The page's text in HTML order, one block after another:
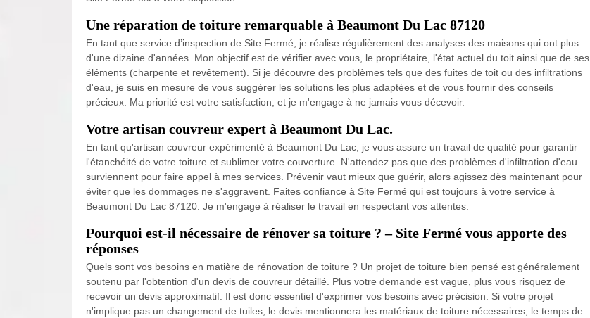
Une réparation de toiture remarquable à Beaumont Du Lac 87120
En tant que service d’inspection de Site Fermé, je réalise régulièrement des analyses des maisons qui ont plus
d'une dizaine d'années. Mon objectif est de vérifier avec vous, le propriétaire, l'état actuel du toit ainsi que de ses
éléments (charpente et revêtement). Si je découvre des problèmes tels que des fuites de toit ou des infiltrations
d'eau, je suis en mesure de vous suggérer les solutions les plus adaptées et de vous fournir des conseils
précieux. Ma priorité est votre satisfaction, et je m'engage à ne jamais vous décevoir.
Votre artisan couvreur expert à Beaumont Du Lac.
En tant qu'artisan couvreur expérimenté à Beaumont Du Lac, je vous assure un travail de qualité pour garantir
l'étanchéité de votre toiture et sublimer votre couverture. N'attendez pas que des problèmes d'infiltration d'eau
surviennent pour faire appel à mes services. Prévenir vaut mieux que guérir, alors agissez dès maintenant pour
éviter que les dommages ne s'aggravent. Faites confiance à Site Fermé qui est toujours à votre service à
Beaumont Du Lac 87120. Je m'engage à réaliser le travail en respectant vos attentes.
Pourquoi est-il nécessaire de rénover sa toiture ? – Site Fermé vous apporte des
réponses
Quels sont vos besoins en matière de rénovation de toiture ? Un projet de toiture bien pensé est généralement
soutenu par l'obtention d'un devis de couvreur détaillé. Plus votre demande est vague, plus vous risquez de
recevoir un devis approximatif. Il est donc essentiel d'exprimer vos besoins avec précision. Si votre projet
n'implique pas un changement de tuiles, le devis mentionnera les matériaux de toiture nécessaires, le temps de